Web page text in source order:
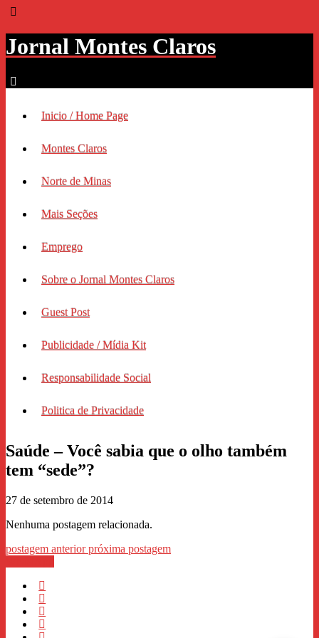
Jornal Montes Claros
Inicio / Home Page
Montes Claros
Norte de Minas
Mais Seções
Emprego
Sobre o Jornal Montes Claros
Guest Post
Publicidade / Mídia Kit
Responsabilidade Social
Politica de Privacidade
Saúde – Você sabia que o olho também
tem “sede”?
27 de setembro de 2014
Nenhuma postagem relacionada.
postagem anteriorpróxima postagem